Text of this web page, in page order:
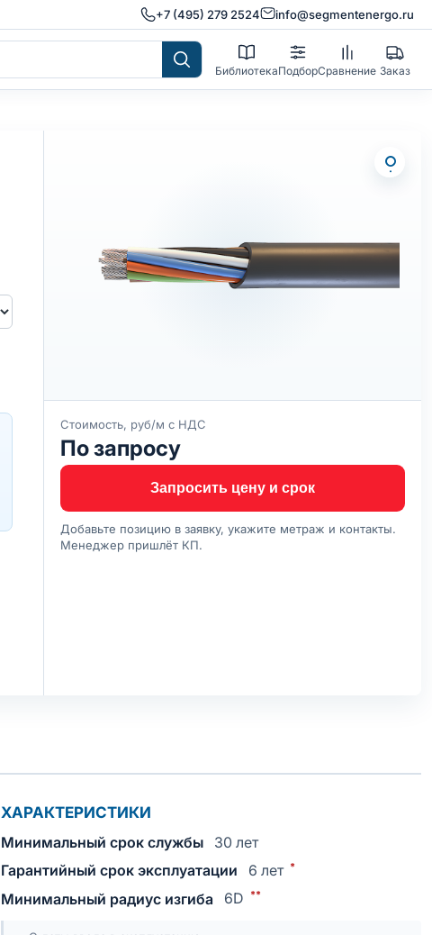
+7 (495) 279 2524 info@segmentenergo.ru
БиблиотекаПодборСравнение Заказ
Стоимость, руб/м с НДС
По запросу
Запросить цену и срок
Добавьте позицию в заявку, укажите метраж и контакты.
Менеджер пришлёт КП.
ХАРАКТЕРИСТИКИ
Минимальный срок службы
30 лет
Гарантийный срок эксплуатации
6 лет *
Минимальный радиус изгиба 6D **